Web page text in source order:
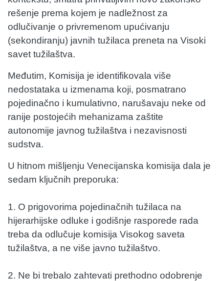
rešenje prema kojem je nadležnost za
odlučivanje o privremenom upućivanju
(sekondiranju) javnih tužilaca preneta na Visoki
savet tužilaštva.
Međutim, Komisija je identifikovala više
nedostataka u izmenama koji, posmatrano
pojedinačno i kumulativno, narušavaju neke od
ranije postojećih mehanizama zaštite
autonomije javnog tužilaštva i nezavisnosti
sudstva.
U hitnom mišljenju Venecijanska komisija dala je
sedam ključnih preporuka:
1. O prigovorima pojedinačnih tužilaca na
hijerarhijske odluke i godišnje rasporede rada
treba da odlučuje komisija Visokog saveta
tužilaštva, a ne više javno tužilaštvo.
2. Ne bi trebalo zahtevati prethodno odobrenje